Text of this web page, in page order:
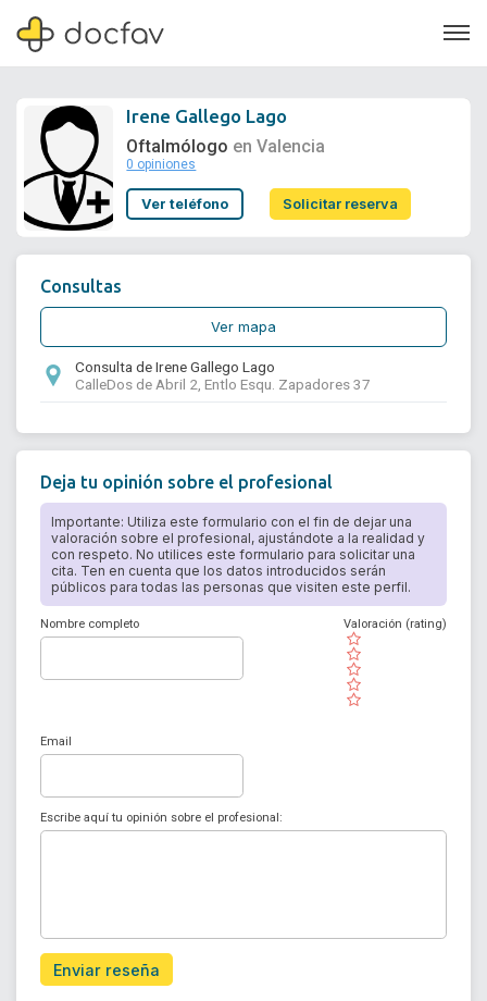
Soporte
Irene Gallego Lago
Oftalmólogo en Valencia
0 opiniones
Ver teléfono Solicitar reserva
Consultas
Ver mapa
Consulta de Irene Gallego Lago
CalleDos de Abril 2, Entlo Esqu. Zapadores 37
Deja tu opinión sobre el profesional
Importante: Utiliza este formulario con el fin de dejar una
valoración sobre el profesional, ajustándote a la realidad y
con respeto. No utilices este formulario para solicitar una
cita. Ten en cuenta que los datos introducidos serán
públicos para todas las personas que visiten este perfil.
Nombre completo
( )
( )
( )
( )
( )
Valoración (rating)
Email
Escribe aquí tu opinión sobre el profesional:
Enviar reseña